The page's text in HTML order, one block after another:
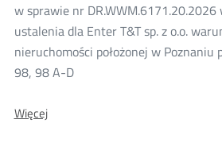
w sprawie nr DR.WWM.6171.20.2026
ustalenia dla Enter T&T sp. z o.o.
nieruchomości położonej w Poznaniu
98, 98 A-D
WięcejWięcej